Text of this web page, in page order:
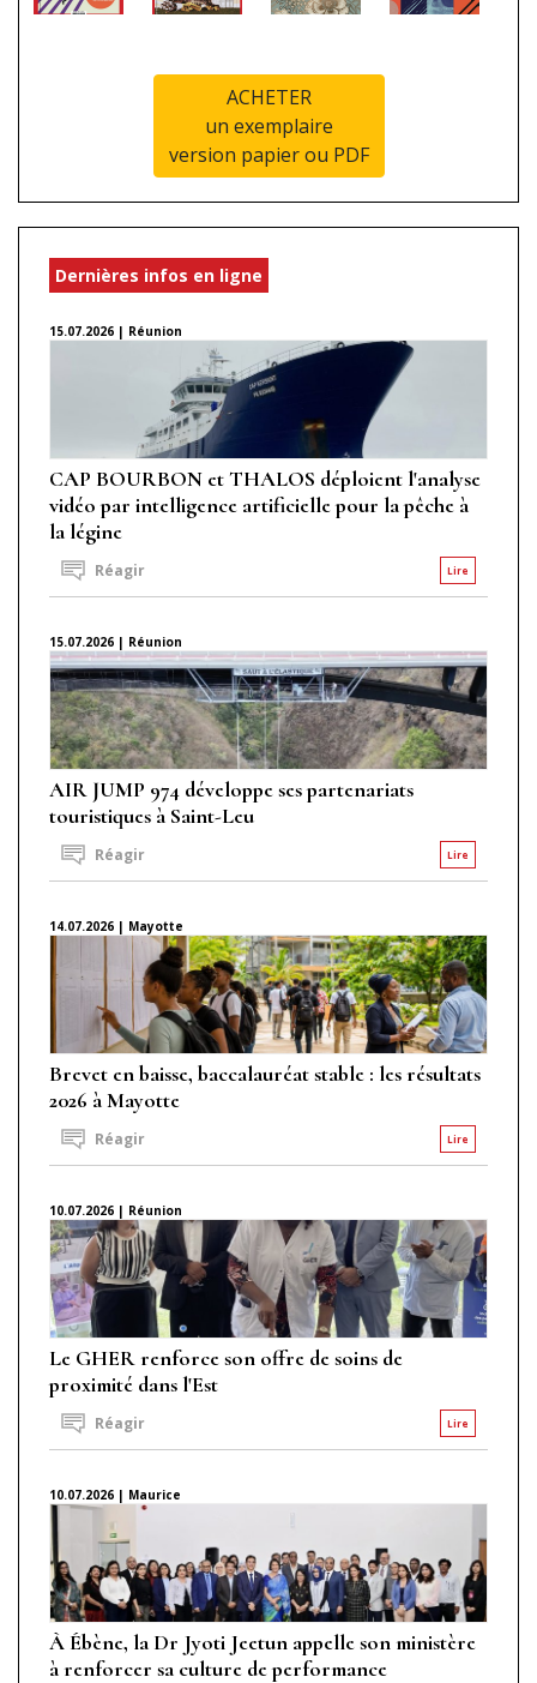
ACHETER
un exemplaire
version papier ou PDF
Dernières infos en ligne
15.07.2026 | Réunion
CAP BOURBON et THALOS déploient l'analyse
vidéo par intelligence artificielle pour la pêche à
la légine
Lire
Réagir
15.07.2026 | Réunion
AIR JUMP 974 développe ses partenariats
touristiques à Saint-Leu
Lire
Réagir
14.07.2026 | Mayotte
Brevet en baisse, baccalauréat stable : les résultats
2026 à Mayotte
Lire
Réagir
10.07.2026 | Réunion
Le GHER renforce son offre de soins de
proximité dans l'Est
Lire
Réagir
10.07.2026 | Maurice
À Ébène, la Dr Jyoti Jeetun appelle son ministère
à renforcer sa culture de performance